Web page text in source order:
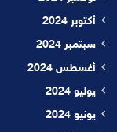
أكتوبر 2024
سبتمبر 2024
أغسطس 2024
يوليو 2024
يونيو 2024